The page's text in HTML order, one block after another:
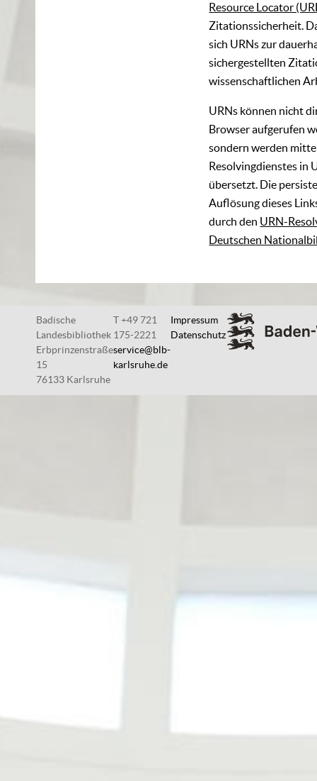
Resource Locator
Zitationssicherheit.
sich URNs zur
sichergestellten
wissenschaftlichen
URNs können nicht
Browser aufgerufen
sondern werden
Resolvingdienstes in
übersetzt. Die
Auflösung dieses
durch den URN-
Deutschen
Badische
Landesbibliothek
Erbprinzenstraße
15
76133 Karlsruhe
T +49 721
175-2221
service@blb-
karlsruhe.de
Impressum
Datenschutz